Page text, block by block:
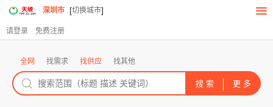
深圳市 [切换城市]
请登录 免费注册
全网 找需求 找供应 找其他